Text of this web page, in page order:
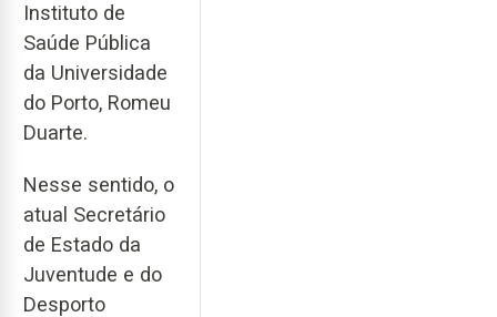
Instituto de
Saúde Pública
da Universidade
do Porto, Romeu
Duarte.
Nesse sentido, o
atual Secretário
de Estado da
Juventude e do
Desporto